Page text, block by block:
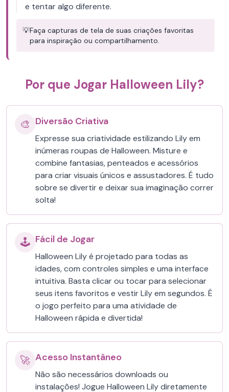
e tentar algo diferente.
💡Faça capturas de tela de suas criações favoritas
para inspiração ou compartilhamento.
Por que Jogar Halloween Lily?
🎨 Diversão Criativa
Expresse sua criatividade estilizando Lily em
inúmeras roupas de Halloween. Misture e
combine fantasias, penteados e acessórios
para criar visuais únicos e assustadores. É tudo
sobre se divertir e deixar sua imaginação correr
solta!
🕹️ Fácil de Jogar
Halloween Lily é projetado para todas as
idades, com controles simples e uma interface
intuitiva. Basta clicar ou tocar para selecionar
seus itens favoritos e vestir Lily em segundos. É
o jogo perfeito para uma atividade de
Halloween rápida e divertida!
🚀 Acesso Instantâneo
Não são necessários downloads ou
instalações! Jogue Halloween Lily diretamente